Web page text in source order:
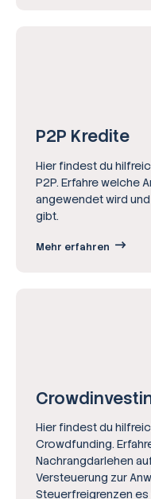
P2P Kredite
Hier findest du
P2P. Erfahre welche
angewendet wird
gibt.
Mehr erfahren
Hier findest du
Crowdfunding.
Nachrangdarlehen
Versteuerung zur
Steuerfreigrenzen es